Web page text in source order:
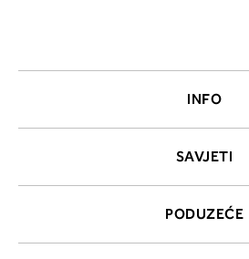
INFO
SAVJETI
PODUZEĆE